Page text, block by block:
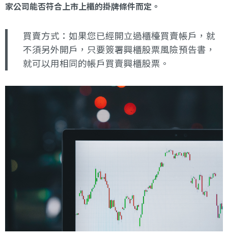
家公司能否符合上市上櫃的掛牌條件而定。
買賣方式：如果您已經開立過櫃檯買賣帳戶，就
不須另外開戶，只要簽署興櫃股票風險預告書，
就可以用相同的帳戶買賣興櫃股票。